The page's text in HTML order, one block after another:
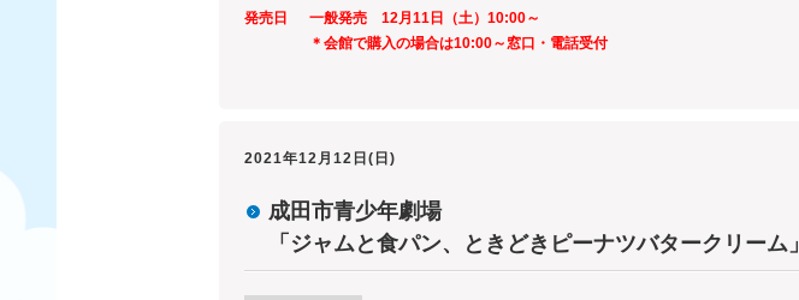
発売日
一般発売 12月11日（土）10:00～
＊会館で購入の場合は10:00～窓口・電話受付
2021年12月12日(日)
成田市青少年劇場
「ジャムと食パン、ときどきピーナツバタークリーム」